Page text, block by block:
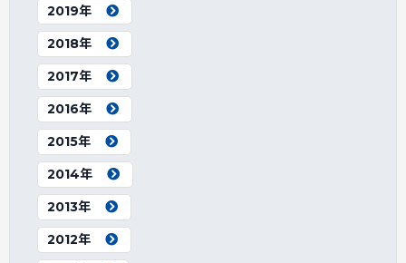
2019年
2018年
2017年
2016年
2015年
2014年
2013年
2012年